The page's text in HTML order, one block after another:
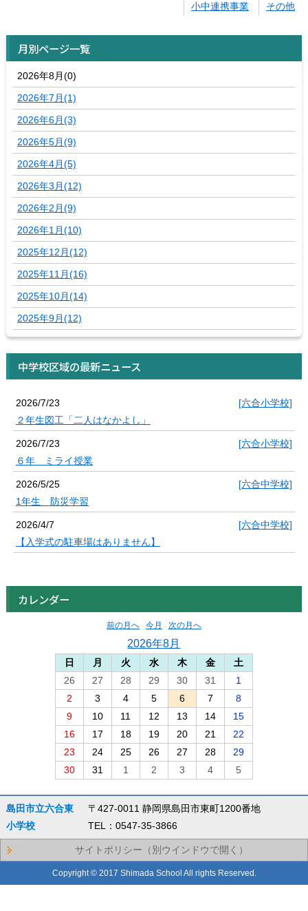
小中連携事業
その他
月別ページ一覧
2026年8月(0)
2026年7月(1)
2026年6月(3)
2026年5月(9)
2026年4月(5)
2026年3月(12)
2026年2月(9)
2026年1月(10)
2025年12月(12)
2025年11月(16)
2025年10月(14)
2025年9月(12)
中学校区域の最新ニュース
2026/7/23
[六合小学校]
２年生図工「二人はなかよし」
2026/7/23
[六合小学校]
６年 ミライ授業
2026/5/25
[六合中学校]
1年生 防災学習
2026/4/7
[六合中学校]
【入学式の駐車場はありません】
カレンダー
前の月へ 今月 次の月へ
2026年8月
日 月 火 水 木 金
土
26
27 28 29 30 31
1
2
3 4 5 6 7
8
9
10 11 12 13 14
15
16
17 18 19 20 21
22
23
24 25 26 27 28
29
30
31 1 2 3 4 5
島田市立六合東
小学校
〒427-0011 静岡県島田市東町1200番地
TEL：0547-35-3866
サイトポリシー（別ウインドウで開く）
Copyright © 2017 Shimada School All rights Reserved.